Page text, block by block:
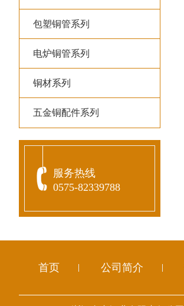
包塑铜管系列
电炉铜管系列
铜材系列
五金铜配件系列
服务热线
0575-82339788
首页 公司简介